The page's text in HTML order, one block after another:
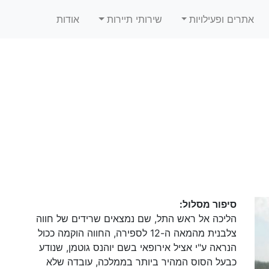
אתרים ופעילויות שירותי תיירות אודות
סיפור מסלול:
הליכה אל ראש התל, שם נמצאים שרידים של חווה
צלבנית מהמאה ה-12 לספירה, החווה הוקמה ככול
הנראה ע"י אציל אירופאי בשם יוהנס גוטמן, שנודע
כבעל הסוס המהיר ביותר בממלכה, עובדה שלא